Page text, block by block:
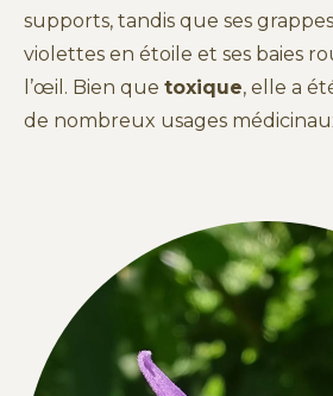
supports, tandis que ses
violettes en étoile et ses baies
l’œil. Bien que toxique, elle a
de nombreux usages